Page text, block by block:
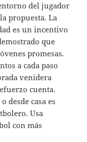
del jugador
propuesta. La
es un incentivo
que
promesas.
a cada paso
venidera
cuenta.
desde casa es
Usa
con más